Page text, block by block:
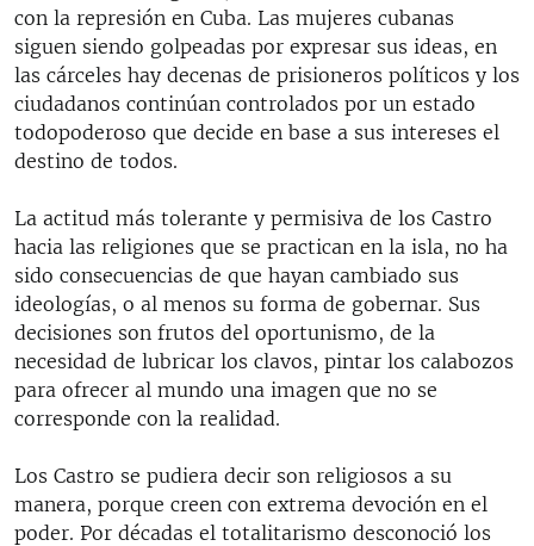
con la represión en Cuba. Las mujeres cubanas
siguen siendo golpeadas por expresar sus ideas, en
las cárceles hay decenas de prisioneros políticos y los
ciudadanos continúan controlados por un estado
todopoderoso que decide en base a sus intereses el
destino de todos.
La actitud más tolerante y permisiva de los Castro
hacia las religiones que se practican en la isla, no ha
sido consecuencias de que hayan cambiado sus
ideologías, o al menos su forma de gobernar. Sus
decisiones son frutos del oportunismo, de la
necesidad de lubricar los clavos, pintar los calabozos
para ofrecer al mundo una imagen que no se
corresponde con la realidad.
Los Castro se pudiera decir son religiosos a su
manera, porque creen con extrema devoción en el
poder. Por décadas el totalitarismo desconoció los